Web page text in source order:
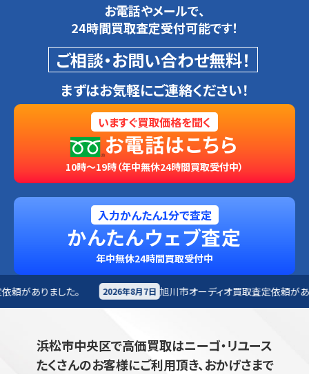
お電話やメールで、
24時間買取査定受付可能です！
ご相談・お問い合わせ無料！
まずはお気軽にご連絡ください！
いますぐ買取価格を聞く
お電話はこちら
10時～19時（年中無休24時間買取受付中）
入力かんたん1分で査定
かんたんウェブ査定
年中無休24時間買取受付中
2026年8月7日 旭川市 オーディオ買取査定依頼がありました。 2026年8
浜松市中央区で高価買取はニーゴ・リユース
たくさんのお客様にご利用頂き、おかげさまで